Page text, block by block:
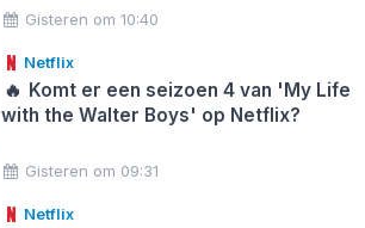
Gisteren om 10:40
Netflix
🔥 Komt er een seizoen 4 van 'My Life
with the Walter Boys' op Netflix?
Gisteren om 09:31
Netflix